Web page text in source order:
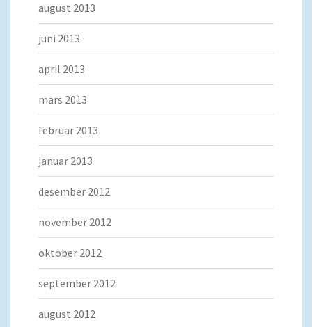
august 2013
juni 2013
april 2013
mars 2013
februar 2013
januar 2013
desember 2012
november 2012
oktober 2012
september 2012
august 2012